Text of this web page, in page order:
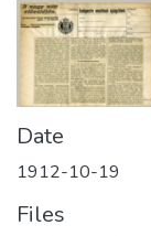
About us
Date
1912-10-19
Files